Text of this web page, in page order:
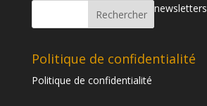
newsletters
Politique de confidentialité
Politique de confidentialité